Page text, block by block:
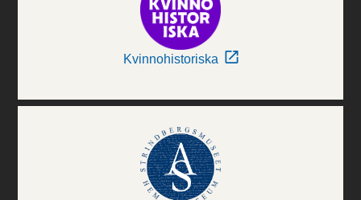
Kvinnohistoriska